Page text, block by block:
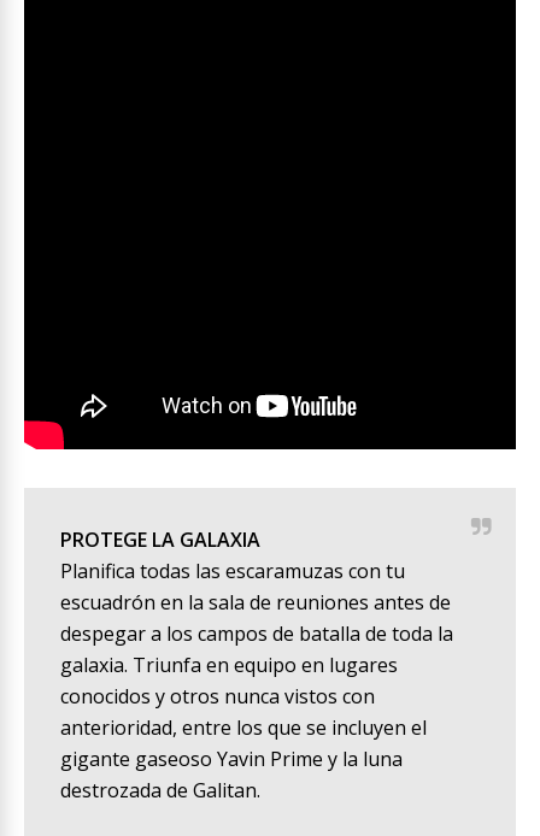
PROTEGE LA GALAXIA
Planifica todas las escaramuzas con tu
escuadrón en la sala de reuniones antes de
despegar a los campos de batalla de toda la
galaxia. Triunfa en equipo en lugares
conocidos y otros nunca vistos con
anterioridad, entre los que se incluyen el
gigante gaseoso Yavin Prime y la luna
destrozada de Galitan.